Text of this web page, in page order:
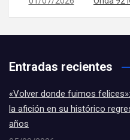
Entradas recientes
«Volver donde fuimos
la afición en su histórico
años